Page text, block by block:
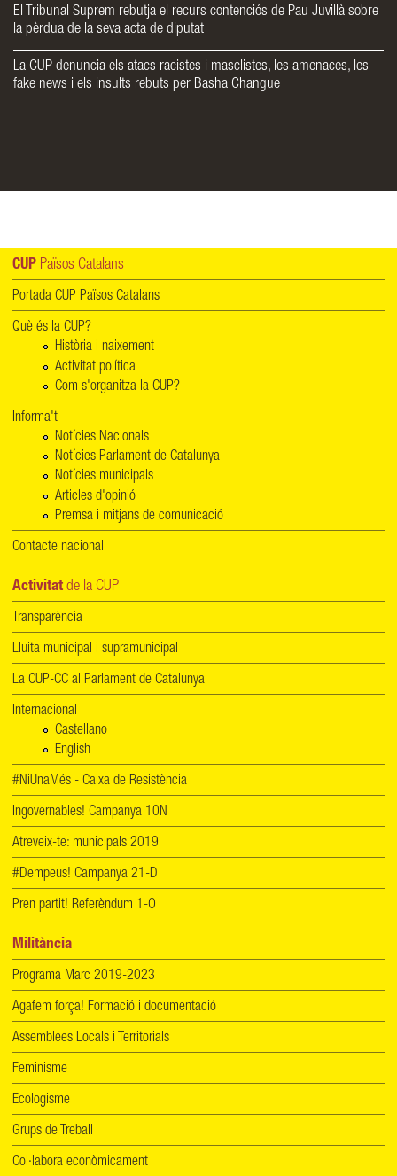
El Tribunal Suprem rebutja el recurs contenciós de Pau Juvillà sobre
la pèrdua de la seva acta de diputat
La CUP denuncia els atacs racistes i masclistes, les amenaces, les
fake news i els insults rebuts per Basha Changue
CUP Països Catalans
Portada CUP Països Catalans
Què és la CUP?
Història i naixement
Activitat política
Com s'organitza la CUP?
Informa't
Notícies Nacionals
Notícies Parlament de Catalunya
Notícies municipals
Articles d'opinió
Premsa i mitjans de comunicació
Contacte nacional
Activitat de la CUP
Transparència
Lluita municipal i supramunicipal
La CUP-CC al Parlament de Catalunya
Internacional
Castellano
English
#NiUnaMés - Caixa de Resistència
Ingovernables! Campanya 10N
Atreveix-te: municipals 2019
#Dempeus! Campanya 21-D
Pren partit! Referèndum 1-O
Militància
Programa Marc 2019-2023
Agafem força! Formació i documentació
Assemblees Locals i Territorials
Feminisme
Ecologisme
Grups de Treball
Col·labora econòmicament